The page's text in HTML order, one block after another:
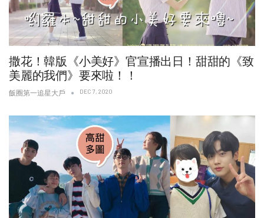
撒花！韓版《小美好》官宣播出日！甜甜的《致
美麗的我們》要來啦！！
飯圈第一追星大戶 DEC 7, 2020